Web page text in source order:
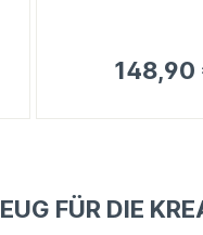
148,90
FÜR DIE